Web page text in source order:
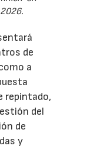
de
a
repintado,
del
de
y